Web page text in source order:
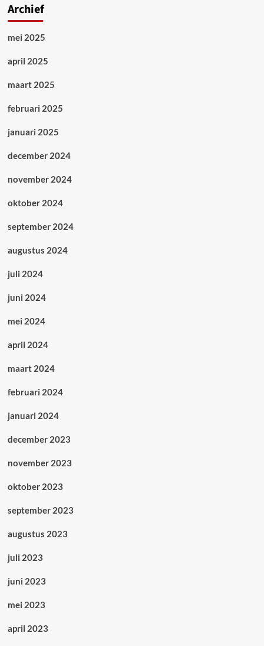
Archief
mei 2025
april 2025
maart 2025
februari 2025
januari 2025
december 2024
november 2024
oktober 2024
september 2024
augustus 2024
juli 2024
juni 2024
mei 2024
april 2024
maart 2024
februari 2024
januari 2024
december 2023
november 2023
oktober 2023
september 2023
augustus 2023
juli 2023
juni 2023
mei 2023
april 2023